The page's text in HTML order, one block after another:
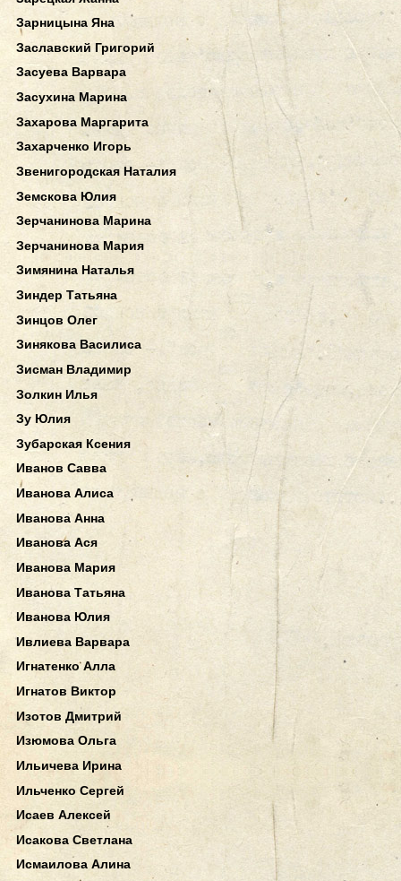
Зарницына Яна
Заславский Григорий
Засуева Варвара
Засухина Марина
Захарова Маргарита
Захарченко Игорь
Звенигородская Наталия
Земскова Юлия
Зерчанинова Марина
Зерчанинова Мария
Зимянина Наталья
Зиндер Татьяна
Зинцов Олег
Зинякова Василиса
Зисман Владимир
Золкин Илья
Зу Юлия
Зубарская Ксения
Иванов Савва
Иванова Алиса
Иванова Анна
Иванова Ася
Иванова Мария
Иванова Татьяна
Иванова Юлия
Ивлиева Варвара
Игнатенко Алла
Игнатов Виктор
Изотов Дмитрий
Изюмова Ольга
Ильичева Ирина
Ильченко Сергей
Исаев Алексей
Исакова Светлана
Исмаилова Алина